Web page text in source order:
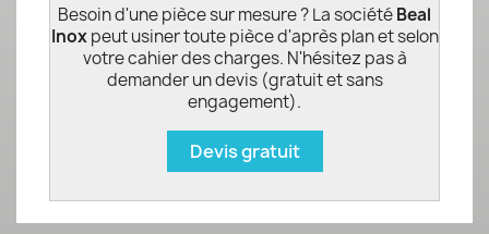
Besoin d'une pièce sur mesure ? La sociétéBeal
Inoxpeut usiner toute pièce d'après plan et selon
votre cahier des charges. N'hésitez pas à
demander un devis (gratuit et sans
engagement).
Devis gratuit